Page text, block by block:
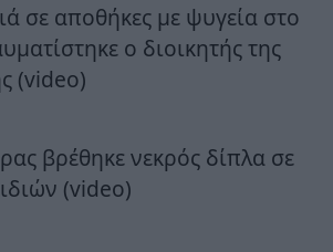
σε αποθήκες με ψυγεία στο
ο διοικητής της
(video)
βρέθηκε νεκρός δίπλα σε
(video)